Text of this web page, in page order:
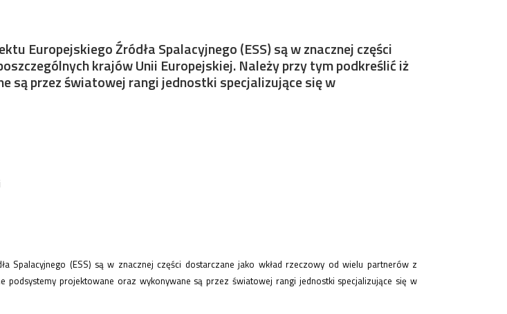
Europejskiego Źródła Spalacyjnego (ESS) są w znacznej części
krajów Unii Europejskiej. Należy przy tym podkreślić iż
są przez światowej rangi jednostki specjalizujące się w
Spalacyjnego (ESS) są w znacznej części dostarczane jako wkład rzeczowy od wielu partnerów z
podsystemy projektowane oraz wykonywane są przez światowej rangi jednostki specjalizujące się w